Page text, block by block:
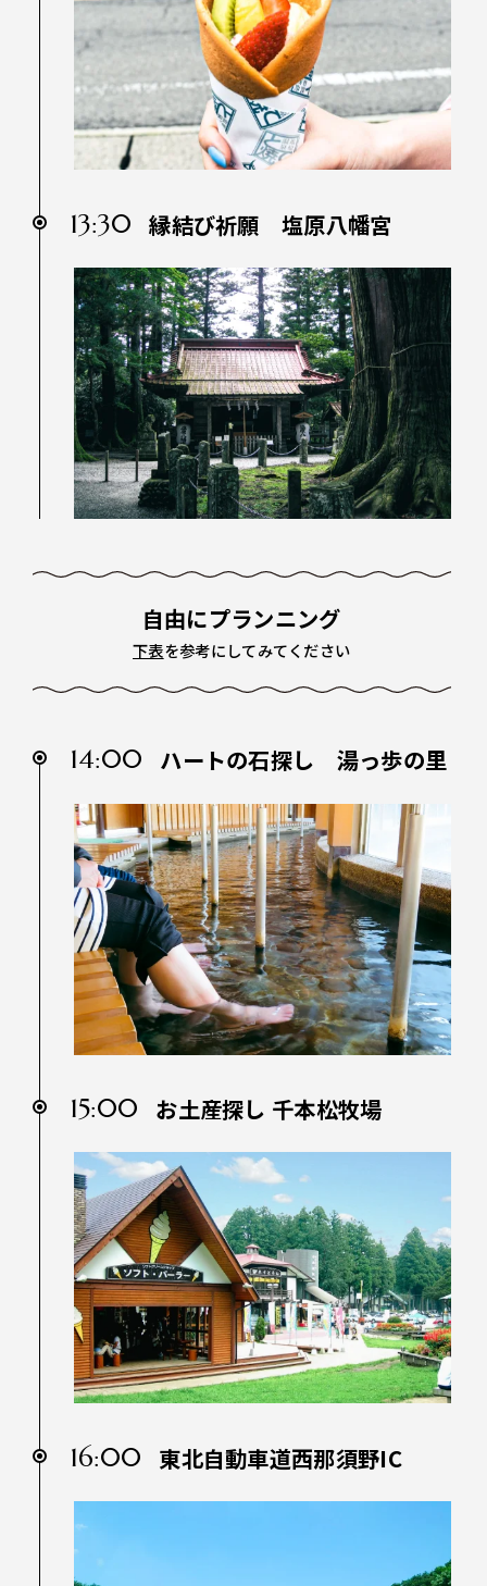
13:30 縁結び祈願 塩原八幡宮
自由にプランニング
下表を参考にしてみてください
14:00 ハートの石探し 湯っ歩の里
15:00 お土産探し 千本松牧場
16:00 東北自動車道西那須野IC